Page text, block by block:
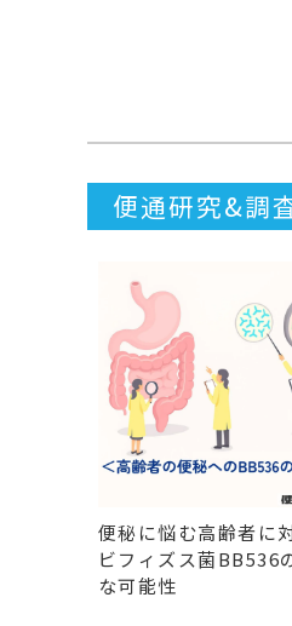
便通研究&調
便秘に悩む高齢者に
ビフィズス菌BB536
な可能性